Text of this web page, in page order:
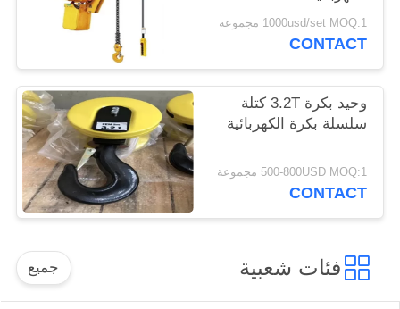
1000usd/set MOQ:1 مجموعة
CONTACT
وحيد بكرة 3.2T كتلة
سلسلة بكرة الكهربائية
500-800USD MOQ:1 مجموعة
CONTACT
فئات شعبية جميع